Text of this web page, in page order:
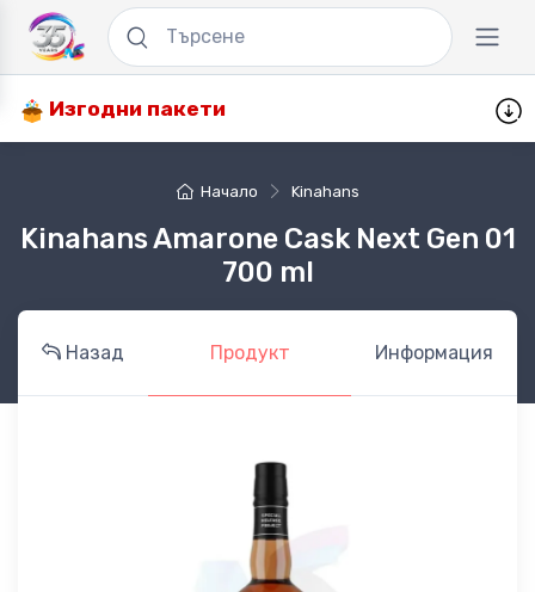
Изгодни пакети
Начало Kinahans
Kinahans Amarone Cask Next Gen 01
700 ml
Назад Продукт Информация